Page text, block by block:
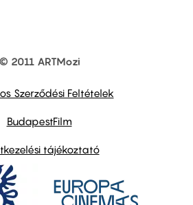
© 2011 ARTMozi
Szerződési Feltételek
BudapestFilm
tájékoztató